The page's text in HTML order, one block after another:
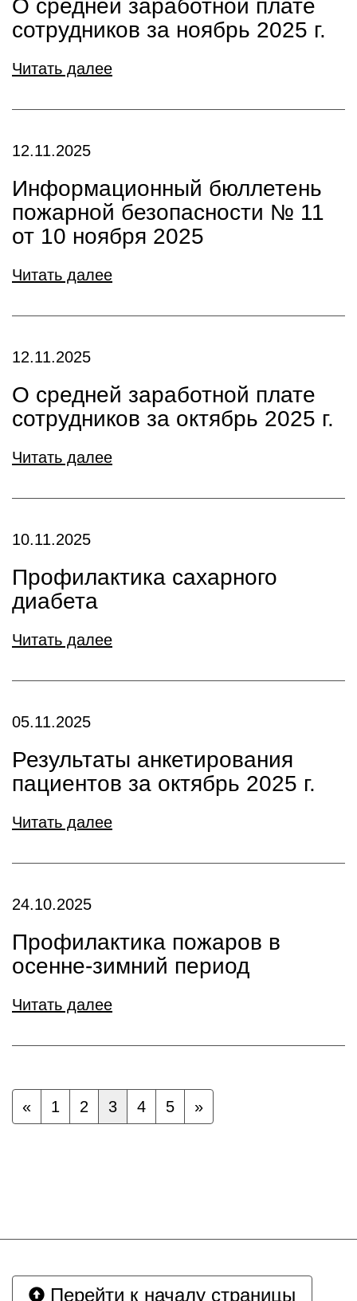
О средней заработной плате
сотрудников за ноябрь 2025 г.
Читать далее
12.11.2025
Информационный бюллетень
пожарной безопасности № 11
от 10 ноября 2025
Читать далее
12.11.2025
О средней заработной плате
сотрудников за октябрь 2025 г.
Читать далее
10.11.2025
Профилактика сахарного
диабета
Читать далее
05.11.2025
Результаты анкетирования
пациентов за октябрь 2025 г.
Читать далее
24.10.2025
Профилактика пожаров в
осенне-зимний период
Читать далее
« 1 2 3 4 5 »
Перейти к началу страницы